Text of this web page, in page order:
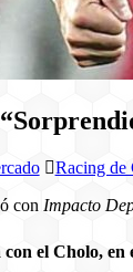
Racing de
con Impacto
el Cholo, en